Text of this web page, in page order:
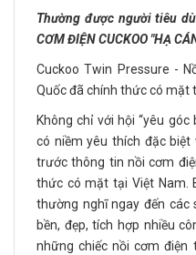
Thường được người tiêu
CƠM ĐIỆN CUCKOO "HẠ
Cuckoo Twin Pressure -
Quốc đã chính thức có mặt
Không chỉ với hội “yêu
có niềm yêu thích đặc biệt
trước thông tin nồi cơm
thức có mặt tại Việt Nam.
thường nghĩ ngay đến các
bền, đẹp, tích hợp nhiều
những chiếc nồi cơm điện